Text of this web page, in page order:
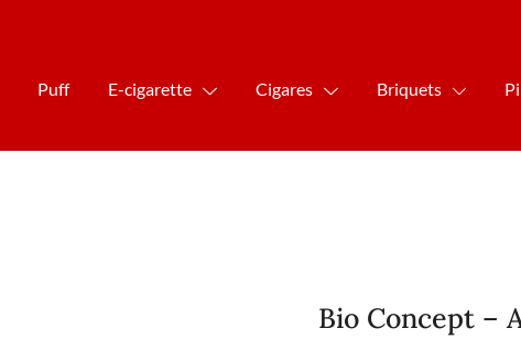
Puff E-cigarette Cigares Briquets
Bio Concept –